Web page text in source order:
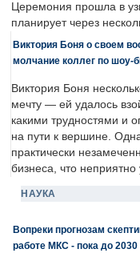
Церемония прошла в
планирует через
Виктория Боня о своем
молчание коллег по шоу-
Виктория Боня
мечту — ей удалось
какими трудностями и
на пути к вершине.
практически
бизнеса, что неприятно
НАУКА
Вопреки прогнозам
работе МКС - пока до 2030